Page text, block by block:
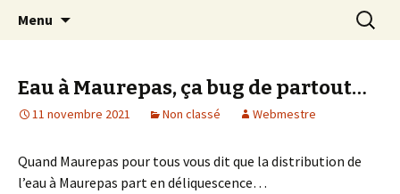
Maurepas Pour Tous
Association pour une alternative citoyenne
Menu
Eau à Maurepas, ça bug de partout…
11 novembre 2021 Non classé Webmestre
Quand Maurepas pour tous vous dit que la distribution de
l’eau à Maurepas part en déliquescence…